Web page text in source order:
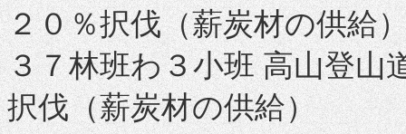
２０％択伐（薪炭材の供給
３７林班わ３小班 高山登山
択伐（薪炭材の供給）